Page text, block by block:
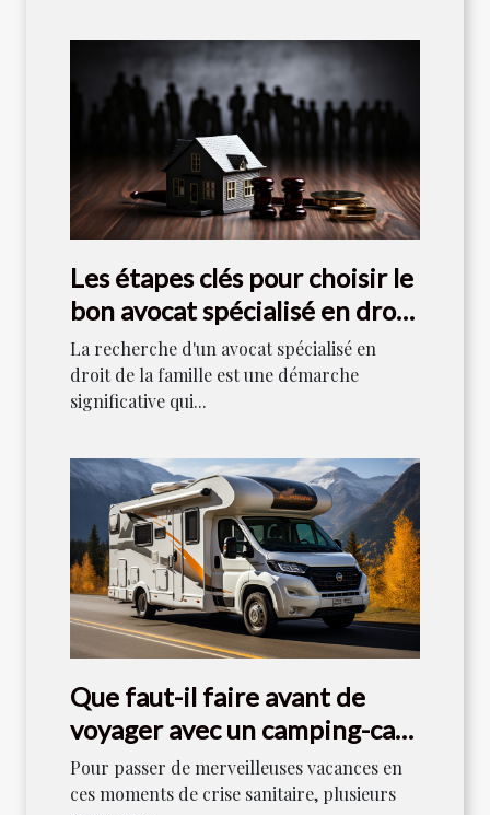
Les étapes clés pour choisir le
bon avocat spécialisé en droit
de la famille
La recherche d'un avocat spécialisé en
droit de la famille est une démarche
significative qui...
Que faut-il faire avant de
voyager avec un camping-car
en 2021 ?
Pour passer de merveilleuses vacances en
ces moments de crise sanitaire, plusieurs